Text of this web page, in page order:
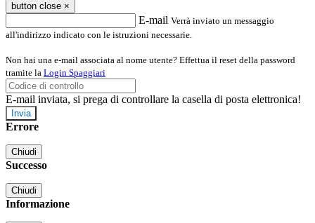
button close ×
E-mail Verrà inviato un messaggio
all'indirizzo indicato con le istruzioni necessarie.
Non hai una e-mail associata al nome utente? Effettua il reset della password
tramite la Login Spaggiari
E-mail inviata, si prega di controllare la casella di posta elettronica!
Errore
Chiudi
Successo
Chiudi
Informazione